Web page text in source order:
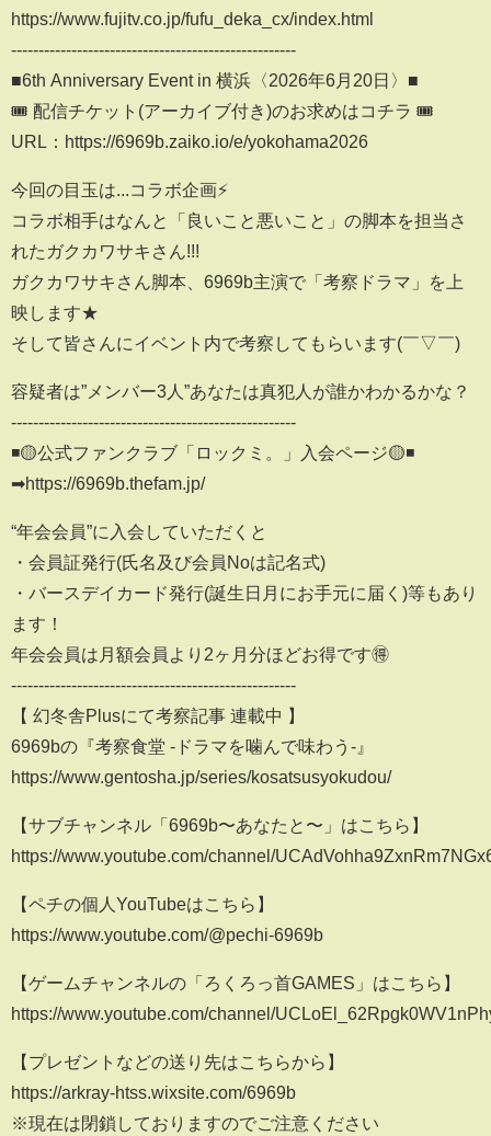
https://www.fujitv.co.jp/fufu_deka_cx/index.html
----------------------------------------------------
■6th Anniversary Event in 横浜〈2026年6月20日〉■
🎟️ 配信チケット(アーカイブ付き)のお求めはコチラ 🎟️
URL：https://6969b.zaiko.io/e/yokohama2026
今回の目玉は...コラボ企画⚡️
コラボ相手はなんと「良いこと悪いこと」の脚本を担当さ
れたガクカワサキさん!!!
ガクカワサキさん脚本、6969b主演で「考察ドラマ」を上
映します★
そして皆さんにイベント内で考察してもらいます(￣▽￣)
容疑者は”メンバー3人”あなたは真犯人が誰かわかるかな？
----------------------------------------------------
◾️🟡公式ファンクラブ「ロックミ。」入会ページ🟡◾️
➡︎https://6969b.thefam.jp/
“年会会員”に入会していただくと
・会員証発行(氏名及び会員Noは記名式)
・バースデイカード発行(誕生日月にお手元に届く)等もあり
ます！
年会会員は月額会員より2ヶ月分ほどお得です🉐
----------------------------------------------------
【 幻冬舎Plusにて考察記事 連載中 】
6969bの『考察食堂 -ドラマを噛んで味わう-』
https://www.gentosha.jp/series/kosatsusyokudou/
【サブチャンネル「6969b〜あなたと〜」はこちら】
https://www.youtube.com/channel/
【ペチの個人YouTubeはこちら】
https://www.youtube.com/@pechi-6969b
【ゲームチャンネルの「ろくろっ首GAMES」はこちら】
https://www.youtube.com/channel/
【プレゼントなどの送り先はこちらから】
https://arkray-htss.wixsite.com/6969b
※現在は閉鎖しておりますのでご注意ください